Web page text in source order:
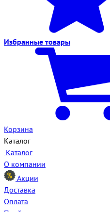
Избранные товары
Корзина
Каталог
Каталог
О компании
Акции
Доставка
Оплата